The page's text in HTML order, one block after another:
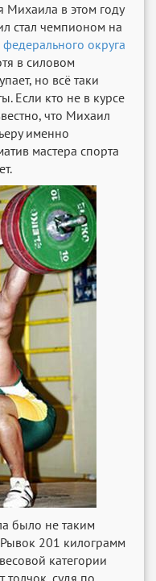
Михаила в этом году
стал чемпионом на
округа
в силовом
но всё таки
Если кто не в курсе
что Михаил
именно
мастера спорта
было не таким
201 килограмм
категории